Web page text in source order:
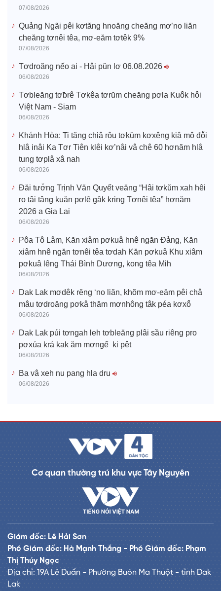
07/08/2026
Quảng Ngãi pêi kơtăng hnoăng cheăng mơ’no liăn
cheăng tơnêi têa, mơ-eăm tơtêk 9%
07/08/2026
Tơdroăng nếo ai - Hâi pŭn lơ 06.08.2026
06/08/2026
Tơbleăng tơƀrê Tơkêa tơrŭm cheăng pơla Kuô̆k hô̆i
Việt Nam - Siam
06/08/2026
Khánh Hòa: Ti tăng chiâ rôu tơkŭm kơxêng kiâ mô đô̆i
hlâ inâi Ka Tơr Tiên klêi kơ’nâi vâ chê 60 hơnăm hlâ
tung tơplâ xâ nah
06/08/2026
Đăi tươ̆ng Trịnh Văn Quyết veăng “Hâi tơkŭm xah hêi
ro tâi tâng kuăn pơlê gâk kring Tơnêi têa” hơnăm
2026 a Gia Lai
06/08/2026
Pôa Tô Lâm, Kăn xiâm pơkuâ hnê ngăn Đảng, Kăn
xiâm hnê ngăn tơnêi têa tơdah Kăn pơkuâ Khu xiâm
pơkuâ lêng Thái Bình Dương, kong têa Mih
06/08/2026
Dak Lak mơdêk rĕng ‘no liăn, khŏm mơ-eăm pêi châ
mâu tơdroăng pơkâ thăm mơnhông tâk péa kơxô̆
06/08/2026
Dak Lak púi tơngah leh tơbleăng plâi sầu riêng pro
pơxúa krá kak ăm mơngế ki pêt
06/08/2026
Ba vâ xeh nu pang hla dru
06/08/2026
Cơ quan thường trú khu vực Tây Nguyên
Giám đốc: Lê Hải Sơn
Phó Giám đốc: Hà Mạnh Thắng - Phó Giám đốc: Phạm
Thị Thúy Ngọc
Địa chỉ: 19A Lê Duẩn - Phường Buôn Ma Thuột - tỉnh Dak
Lak